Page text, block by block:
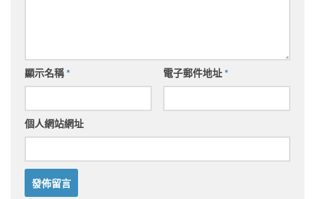
顯示名稱* 電子郵件地址*
個人網站網址